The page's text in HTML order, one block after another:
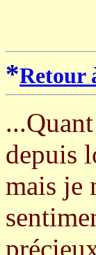
*Retour
depuis
mais je